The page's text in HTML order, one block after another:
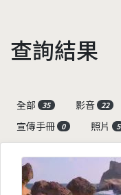
查詢結果
全部
35 影音 22
宣傳手冊 0 照片 5